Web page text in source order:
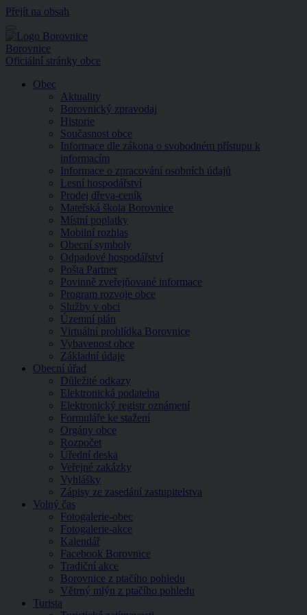
Přejít na obsah
Menu
Borovnice
Oficiální stránky obce
Obec
Aktuality
Borovnický zpravodaj
Historie
Současnost obce
Informace dle zákona o svobodném přístupu k
informacím
Informace o zpracování osobních údajů
Lesní hospodářství
Prodej dřeva-ceník
Mateřská škola Borovnice
Místní poplatky
Mobilní rozhlas
Obecní symboly
Odpadové hospodářství
Pošta Partner
Povinně zveřejňované informace
Program rozvoje obce
Služby v obci
Územní plán
Virtuální prohlídka Borovnice
Vybavenost obce
Základní údaje
Obecní úřad
Důležité odkazy
Elektronická podatelna
Elektronický registr oznámení
Formuláře ke stažení
Orgány obce
Rozpočet
Úřední deska
Veřejné zakázky
Vyhlášky
Zápisy ze zasedání zastupitelstva
Volný čas
Fotogalerie-obec
Fotogalerie-akce
Kalendář
Facebook Borovnice
Tradiční akce
Borovnice z ptačího pohledu
Větrný mlýn z ptačího pohledu
Turista